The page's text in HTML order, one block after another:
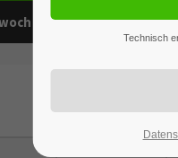
Donnerstag
Technisch